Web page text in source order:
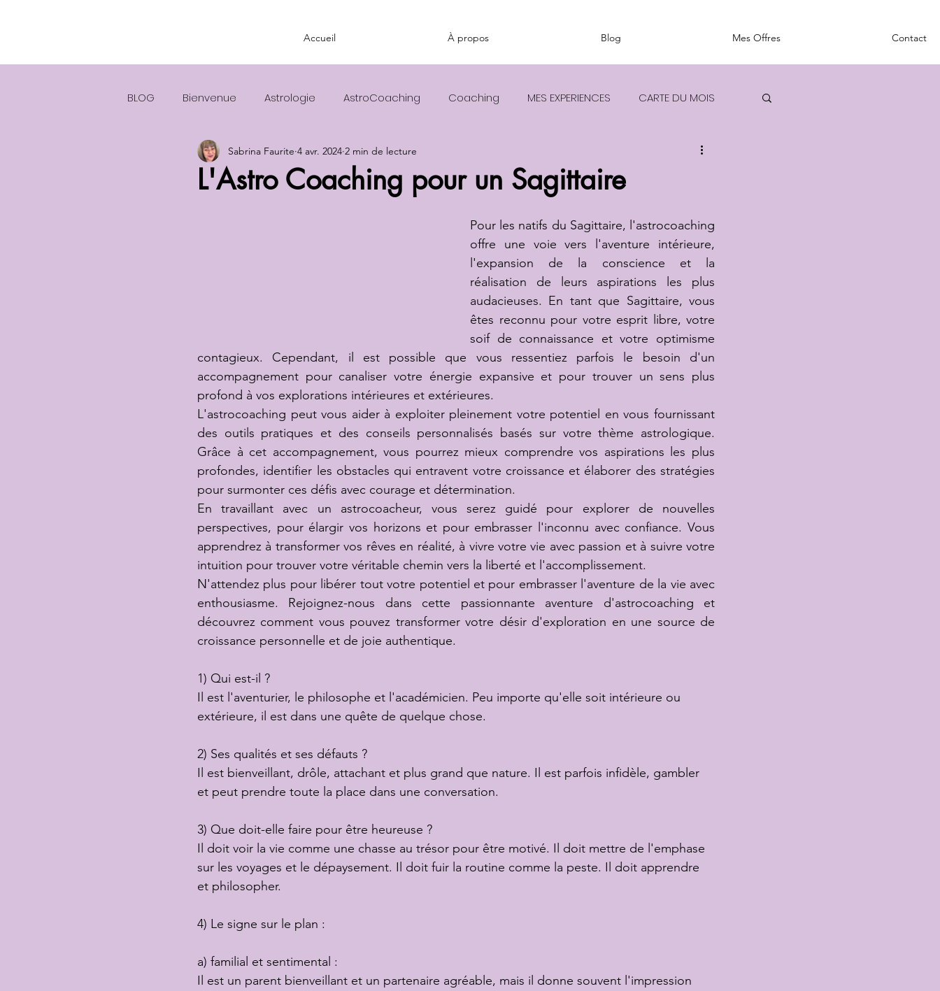
Accueil À propos Blog Mes Offres Contact
BLOG Bienvenue Astrologie AstroCoaching Coaching MES EXPERIENCES CARTE DU MOIS
L'Astro Coaching pour un Sagittaire
Sabrina Faurite 4 avr. 2024 2 min de lecture
Pour les natifs du Sagittaire, l'astrocoaching
offre une voie vers l'aventure intérieure,
l'expansion de la conscience et la
réalisation de leurs aspirations les plus
audacieuses. En tant que Sagittaire, vous
êtes reconnu pour votre esprit libre, votre
soif de connaissance et votre optimisme
contagieux. Cependant, il est possible que vous ressentiez parfois le besoin d'un
accompagnement pour canaliser votre énergie expansive et pour trouver un sens plus
profond à vos explorations intérieures et extérieures.
L'astrocoaching peut vous aider à exploiter pleinement votre potentiel en vous fournissant
des outils pratiques et des conseils personnalisés basés sur votre thème astrologique.
Grâce à cet accompagnement, vous pourrez mieux comprendre vos aspirations les plus
profondes, identifier les obstacles qui entravent votre croissance et élaborer des stratégies
pour surmonter ces défis avec courage et détermination.
En travaillant avec un astrocoacheur, vous serez guidé pour explorer de nouvelles
perspectives, pour élargir vos horizons et pour embrasser l'inconnu avec confiance. Vous
apprendrez à transformer vos rêves en réalité, à vivre votre vie avec passion et à suivre votre
intuition pour trouver votre véritable chemin vers la liberté et l'accomplissement.
N'attendez plus pour libérer tout votre potentiel et pour embrasser l'aventure de la vie avec
enthousiasme. Rejoignez-nous dans cette passionnante aventure d'astrocoaching et
découvrez comment vous pouvez transformer votre désir d'exploration en une source de
croissance personnelle et de joie authentique.
1) Qui est-il ?
Il est l'aventurier, le philosophe et l'académicien. Peu importe qu'elle soit intérieure ou
extérieure, il est dans une quête de quelque chose.
2) Ses qualités et ses défauts ?
Il est bienveillant, drôle, attachant et plus grand que nature. Il est parfois infidèle, gambler
et peut prendre toute la place dans une conversation.
3) Que doit-elle faire pour être heureuse ?
Il doit voir la vie comme une chasse au trésor pour être motivé. Il doit mettre de l'emphase
sur les voyages et le dépaysement. Il doit fuir la routine comme la peste. Il doit apprendre
et philosopher.
4) Le signe sur le plan :
a) familial et sentimental :
Il est un parent bienveillant et un partenaire agréable, mais il donne souvent l'impression